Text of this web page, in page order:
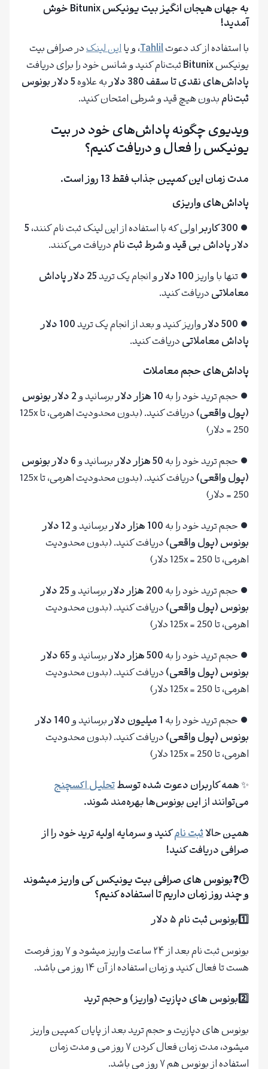
به جهان هیجان انگیز بیت یونیکس Bitunix خوش
آمدید!
با استفاده از کد دعوتTahlil، و یااین لینکدر صرافی بیت
یونیکسBitunixثبت‌نام کنید و شانس خود را برای دریافت
پاداش‌های نقدی تا سقف 380 دلار
به علاوه 5 دلار بونوس
ثبت‌نامبدون هیچ قید و شرطی امتحان کنید.
ویدیوی چگونه پاداش‌های خود در بیت
یونیکس را فعال و دریافت کنیم؟
مدت زمان این کمپین جذاب فقط 13 روز است.
پاداش‌های واریزی
⏺ 300 کاربر اولی که با استفاده از این لینک ثبت نام کنند،5
دلار پاداش بی قید و شرط ثبت نامدریافت می‌کنند.
⏺ تنها با واریز100 دلار و انجام یک ترید
25 دلار پاداش
معاملاتیدریافت کنید.
⏺ 500 دلار واریز کنید و بعد از انجام یک ترید
100 دلار
پاداش معاملاتیدریافت کنید.
پاداش‌های حجم معاملات
⏺ حجم ترید خود را به10 هزار دلار برسانید و 2 دلار بونوس
(پول واقعی)
دریافت کنید. (بدون محدودیت اهرمی، تا 125x
= 250 دلار)
⏺ حجم ترید خود را به50 هزار دلار برسانید و 6 دلار بونوس
(پول واقعی)
دریافت کنید. (بدون محدودیت اهرمی، تا 125x
= 250 دلار)
⏺ حجم ترید خود را به100 هزار دلار برسانید و
12 دلار
بونوس (پول واقعی)دریافت کنید. (بدون محدودیت
اهرمی، تا 125x = 250 دلار)
⏺ حجم ترید خود را به200 هزار دلار برسانید و
25 دلار
بونوس (پول واقعی)دریافت کنید. (بدون محدودیت
اهرمی، تا 125x = 250 دلار)
⏺ حجم ترید خود را به500 هزار دلار برسانید و
65 دلار
بونوس (پول واقعی)دریافت کنید. (بدون محدودیت
اهرمی، تا 125x = 250 دلار)
⏺ حجم ترید خود را به 1 میلیون دلار برسانید و
140 دلار
بونوس (پول واقعی)دریافت کنید. (بدون محدودیت
اهرمی، تا 125x = 250 دلار)
✨همه کاربران دعوت شده توسطتحلیل اکسچنج
می‌توانند از این بونوس‌ها بهره‌مند شوند.
همین حالاثبت نامکنید و سرمایه اولیه ترید خود را از
صرافی دریافت کنید!
🕑❓بونوس های صرافی بیت یونیکس کی واریز میشوند
و چند روز زمان داریم تا استفاده کنیم؟
1️⃣بونوس ثبت نام ۵ دلار
بونوس ثبت نام بعد از ۲۴ ساعت واریز میشود و ۷ روز فرصت
هست تا فعال کنید و زمان استفاده از آن ۱۴ روز می باشد.
2️⃣بونوس های دپازیت (واریز) و حجم ترید
بونوس های دپازیت و حجم ترید بعد از پایان کمپین واریز
میشود، مدت زمان فعال کردن ۷ روز می و مدت زمان
استفاده از بونوس هم ۷ روز می باشد.